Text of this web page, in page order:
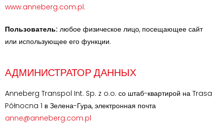
www.anneberg.com.pl.
Пользователь: любое физическое лицо, посещающее сайт
или использующее его функции.
АДМИНИСТРАТОР ДАННЫХ
Anneberg Transpol Int. Sp. z o.o. со штаб-квартирой на Trasa
Północna 1 в Зелена-Гура, электронная почта
anne@anneberg.com.pl